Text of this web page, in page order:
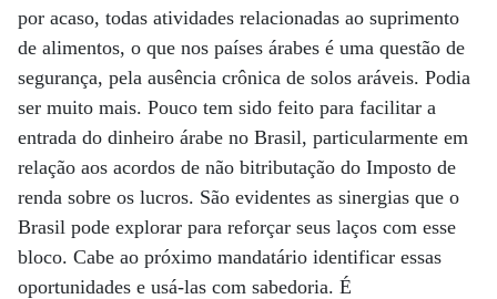
por acaso, todas atividades relacionadas ao suprimento
de alimentos, o que nos países árabes é uma questão de
segurança, pela ausência crônica de solos aráveis. Podia
ser muito mais. Pouco tem sido feito para facilitar a
entrada do dinheiro árabe no Brasil, particularmente em
relação aos acordos de não bitributação do Imposto de
renda sobre os lucros. São evidentes as sinergias que o
Brasil pode explorar para reforçar seus laços com esse
bloco. Cabe ao próximo mandatário identificar essas
oportunidades e usá-las com sabedoria. É